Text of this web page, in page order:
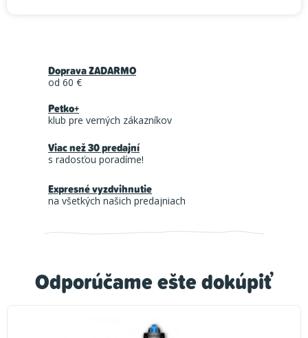
Odporúčame ešte dokúpiť
Doprava ZADARMO
od 60 €
Petko+
klub pre verných zákazníkov
Viac než 30 predajní
s radosťou poradíme!
Expresné vyzdvihnutie
na všetkých našich predajniach